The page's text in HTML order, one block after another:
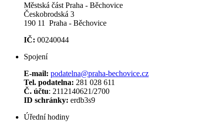
Městská část Praha - Běchovice
Českobrodská 3
190 11 Praha - Běchovice
IČ: 00240044
Spojení
E-mail: podatelna@praha-bechovice.cz
Tel. podatelna: 281 028 611
Č. účtu: 2112140621/2700
ID schránky: erdb3s9
Úřední hodiny